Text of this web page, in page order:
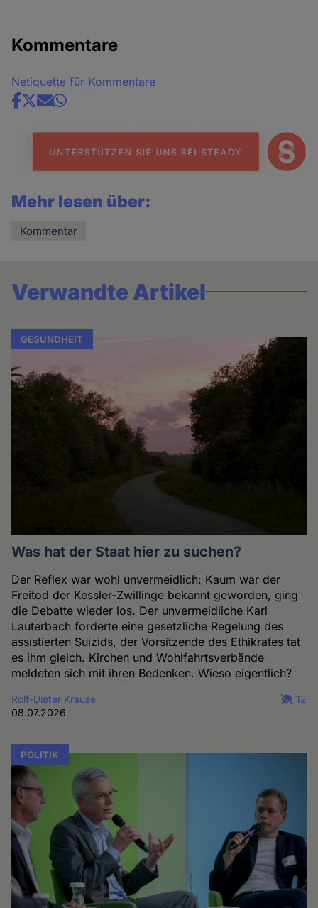
Kommentare
Netiquette für Kommentare
Share
news
Mehr lesen über:
Kommentar
Verwandte Artikel
GESUNDHEIT
Was hat der Staat hier zu suchen?
Der Reflex war wohl unvermeidlich: Kaum war der
Freitod der Kessler-Zwillinge bekannt geworden, ging
die Debatte wieder los. Der unvermeidliche Karl
Lauterbach forderte eine gesetzliche Regelung des
assistierten Suizids, der Vorsitzende des Ethikrates tat
es ihm gleich. Kirchen und Wohlfahrtsverbände
meldeten sich mit ihren Bedenken. Wieso eigentlich?
Rolf-Dieter Krause
08.07.2026
12
POLITIK